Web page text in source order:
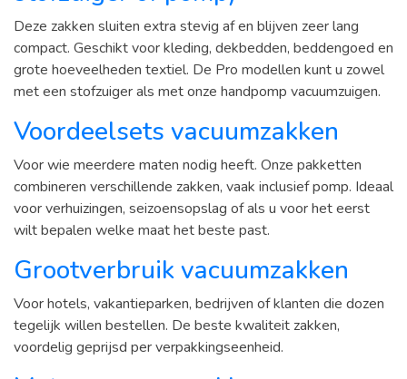
Deze zakken sluiten extra stevig af en blijven zeer lang
compact. Geschikt voor kleding, dekbedden, beddengoed en
grote hoeveelheden textiel. De Pro modellen kunt u zowel
met een stofzuiger als met onze handpomp vacuumzuigen.
Voordeelsets vacuumzakken
Voor wie meerdere maten nodig heeft. Onze pakketten
combineren verschillende zakken, vaak inclusief pomp. Ideaal
voor verhuizingen, seizoensopslag of als u voor het eerst
wilt bepalen welke maat het beste past.
Grootverbruik vacuumzakken
Voor hotels, vakantieparken, bedrijven of klanten die dozen
tegelijk willen bestellen. De beste kwaliteit zakken,
voordelig geprijsd per verpakkingseenheid.